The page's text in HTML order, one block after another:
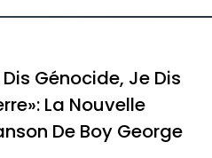
Dis Génocide, Je Dis
La Nouvelle
De Boy George